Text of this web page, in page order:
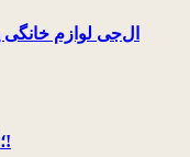
ال‌جی لوازم خانگی
ال‌جی G6؛ آماده برای هر اتفاق غیرمنتظره!